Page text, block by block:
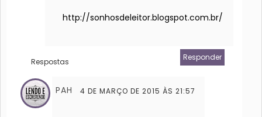
http://sonhosdeleitor.blogspot.com.br/
Responder
Respostas
PAH 4 DE MARÇO DE 2015 ÀS 21:57